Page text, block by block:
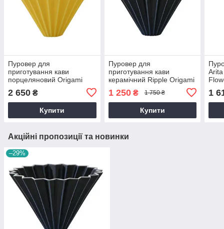
Пуровер для
приготування кави
порцеляновий Origami
2 650 ₴
Купити
Пуровер для
приготування кави
керамічний Ripple Origami
1 250₴ 1 750 ₴
Купити
1
Акційні пропозиції та новинки
–29%